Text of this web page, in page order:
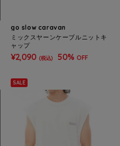
go slow caravan
ミックスヤーンケーブルニットキ
ャップ
¥2,090 (税込) 50% OFF
SALE